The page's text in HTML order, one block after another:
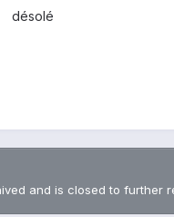
désolé
and is closed to further